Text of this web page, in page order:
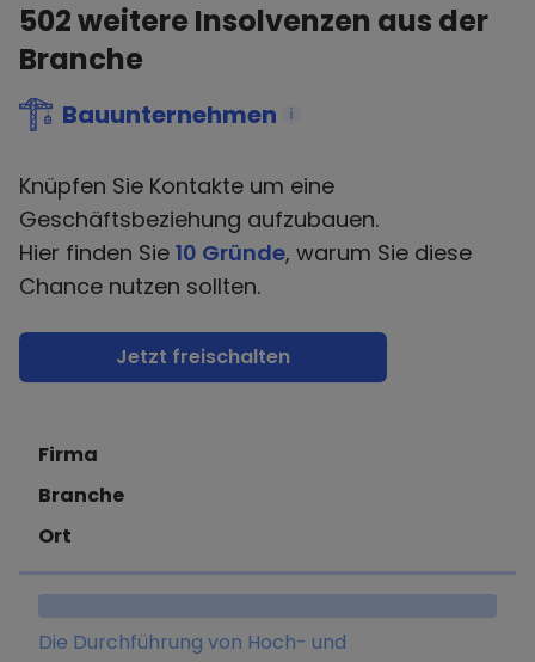
502weitere Insolvenzen aus der
Branche
Bauunternehmen i
Knüpfen Sie Kontakte um eine
Geschäftsbeziehung aufzubauen.
Hier finden Sie 10 Gründe, warum Sie diese
Chance nutzen sollten.
Jetzt freischalten
Firma
Branche
Ort
Die Durchführung von Hoch- und